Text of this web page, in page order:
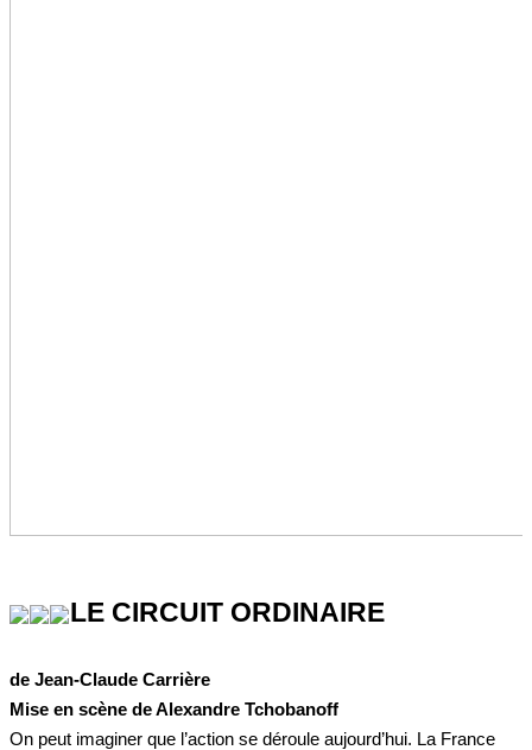
LE CIRCUIT ORDINAIRE
de Jean-Claude Carrière
Mise en scène de Alexandre Tchobanoff
On peut imaginer que l’action se déroule aujourd’hui. La France